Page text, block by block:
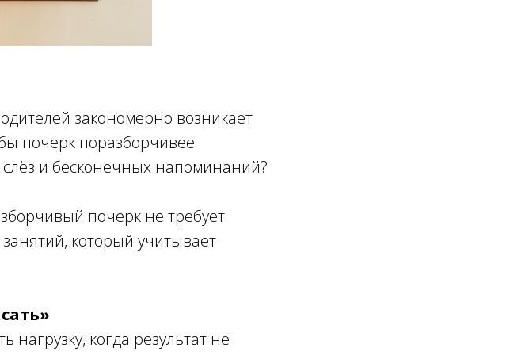
закономерно возникает
почерк поразборчивее
и бесконечных напоминаний?
почерк не требует
который учитывает
когда результат не